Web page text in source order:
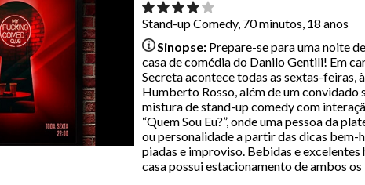
Stand-up Comedy, 70 minutos, 18 anos
Sinopse: Prepare-se para uma noite
casa de comédia do Danilo Gentili! Em
Secreta acontece todas as sextas-feiras,
Humberto Rosso, além de um convidado
mistura de stand-up comedy com
“Quem Sou Eu?”, onde uma pessoa da
ou personalidade a partir das dicas
piadas e improviso. Bebidas e
casa possui estacionamento de ambos